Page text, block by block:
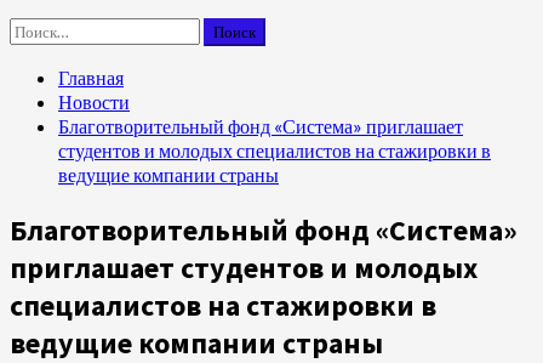
Найти:
Главная
Новости
Благотворительный фонд «Система» приглашает
студентов и молодых специалистов на стажировки в
ведущие компании страны
Благотворительный фонд «Система»
приглашает студентов и молодых
специалистов на стажировки в
ведущие компании страны